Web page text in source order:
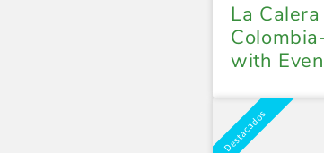
La
with
Destacados